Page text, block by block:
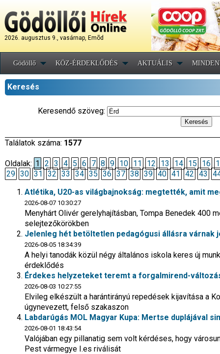
2026. augusztus 9., vasárnap, Emõd
Gödöllő KÖZ-ÉRDEKLŐDÉS AKTUÁLIS
Keresés
Keresendő szöveg:
Találatok száma: 1577
Oldalak: 1 2 3 4 5 6 7 8 9 10 11 12 13 14 15 16
29 30 31 32 33 34 35 36 37 38 39 40 41 42 43
Atlétika, U20-as világbajnokság: megtették, amit
2026-08-07 10:30:27
Menyhárt Olivér gerelyhajításban, Tompa Benedek 400
selejtezőkörökben
Jelenleg hét betöltetlen pedagógusi állásra várnak
2026-08-05 18:34:39
A helyi tanodák közül négy általános iskola keres új
érdeklődés
Érdekes helyzeteket teremt a forgalmirend-
2026-08-03 10:27:55
Elvileg elkészült a harántirányú repedések kijavítása a
úgynevezett, felső szakaszon
Labdarúgás MOL Magyar Kupa: Mertse duplájával
2026-08-01 18:43:54
Valójában egy pillanatig sem volt kérdéses, hogy
Pest vármegye I.es riválisát